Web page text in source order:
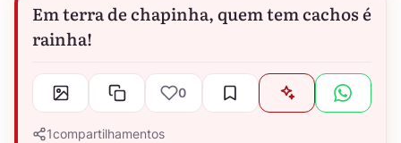
Em terra de chapinha, quem tem cachos é
rainha!
0
1compartilhamentos